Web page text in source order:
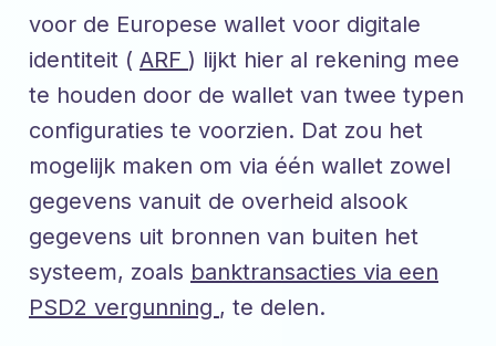
voor de Europese wallet voor digitale
identiteit ( ARF ) lijkt hier al rekening mee
te houden door de wallet van twee typen
configuraties te voorzien. Dat zou het
mogelijk maken om via één wallet zowel
gegevens vanuit de overheid alsook
gegevens uit bronnen van buiten het
systeem, zoals banktransacties via een
PSD2 vergunning , te delen.